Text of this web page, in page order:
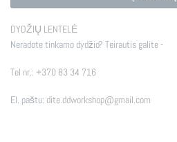
DYDŽIŲ LENTELĖ
Neradote tinkamo dydžio? Teirautis galite -
Tel nr.: +370 83 34 716
El. paštu: dite.ddworkshop@gmail.com